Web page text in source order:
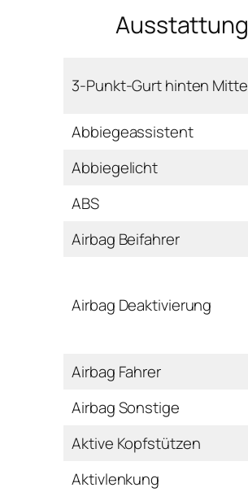
Ausstattung
3-Punkt-Gurt hinten Mitte
Abbiegeassistent
Abbiegelicht
ABS
Airbag Beifahrer
Airbag Deaktivierung
Airbag Fahrer
Airbag Sonstige
Aktive Kopfstützen
Aktivlenkung